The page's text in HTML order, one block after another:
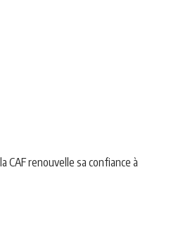
CAF renouvelle sa confiance à